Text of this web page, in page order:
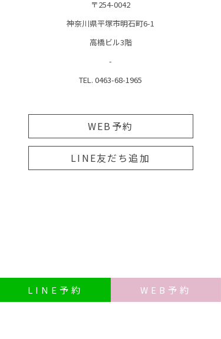
LINE 予約 WEB 予約
〒254-0042
神奈川県平塚市明石町6-1
高橋ビル3階
-
TEL. 0463-68-1965
WEB予約
LINE友だち追加